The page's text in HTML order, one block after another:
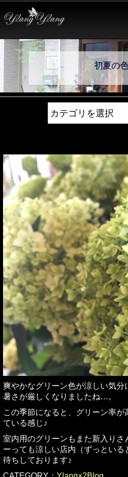
初夏の
爽やかなグリーン色が涼しい気分
暑さが厳しくなりましたね…。
この季節になると、グリーン率
ている感じ♪
室内用のグリーンもまた新入りさ
ーっても涼しい店内（ずっとい
待ちしております♪